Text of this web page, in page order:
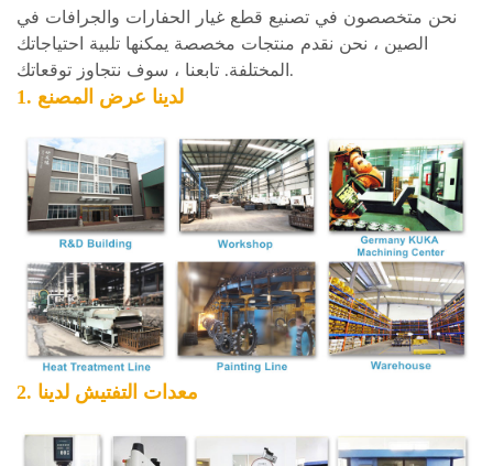
نحن متخصصون في تصنيع قطع غيار الحفارات والجرافات في
الصين ، نحن نقدم منتجات مخصصة يمكنها تلبية احتياجاتك
المختلفة. تابعنا ، سوف نتجاوز توقعاتك.
1. لدينا عرض المصنع
2. معدات التفتيش لدينا